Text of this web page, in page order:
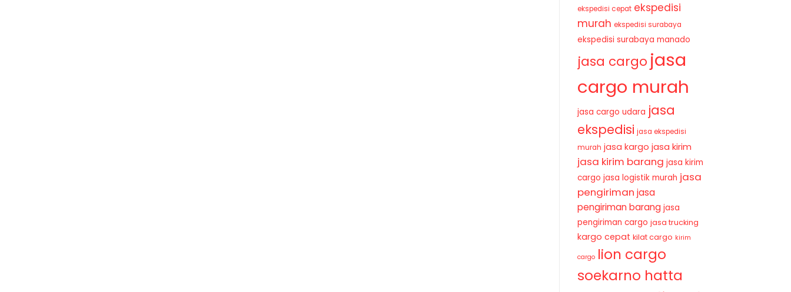
ekspedisi cepat ekspedisi
murah ekspedisi surabaya
ekspedisi surabaya manado
jasa cargo jasa
cargo murah
jasa cargo udara jasa
ekspedisi jasa ekspedisi
murah jasa kargo jasa kirim
jasa kirim barang jasa kirim
cargo jasa logistik murah jasa
pengiriman jasa
pengiriman barang jasa
pengiriman cargo jasa trucking
kargo cepat kilat cargo kirim
cargo lion cargo
soekarno hatta